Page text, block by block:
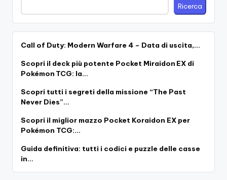
Ricerca
Call of Duty: Modern Warfare 4 – Data di uscita,…
Scopri il deck più potente Pocket Miraidon EX di
Pokémon TCG: la…
Scopri tutti i segreti della missione “The Past
Never Dies”…
Scopri il miglior mazzo Pocket Koraidon EX per
Pokémon TCG:…
Guida definitiva: tutti i codici e puzzle delle casse
in…